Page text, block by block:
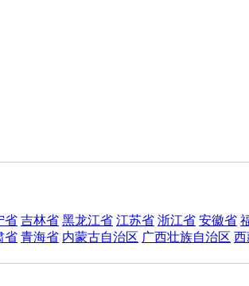
省 吉林省 黑龙江省 江苏省 浙江省 安徽省
省 青海省 内蒙古自治区 广西壮族自治区 西